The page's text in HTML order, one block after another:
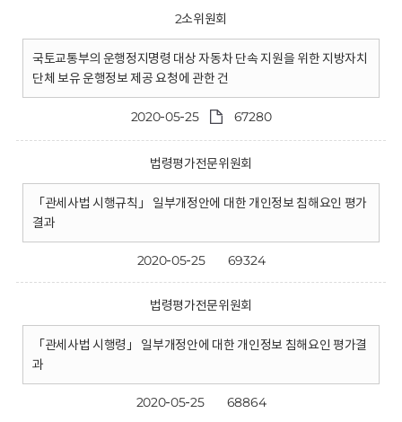
2소위원회
국토교통부의 운행정지명령 대상 자동차 단속 지원을 위한 지방자치
단체 보유 운행정보 제공 요청에 관한 건
2020-05-25 67280
법령평가전문위원회
「관세사법 시행규칙」 일부개정안에 대한 개인정보 침해요인 평가
결과
2020-05-25 69324
법령평가전문위원회
「관세사법 시행령」 일부개정안에 대한 개인정보 침해요인 평가결
과
2020-05-25 68864